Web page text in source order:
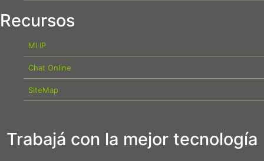
Recursos
MI IP
Chat Online
SiteMap
Trabajá con la mejor tecnología